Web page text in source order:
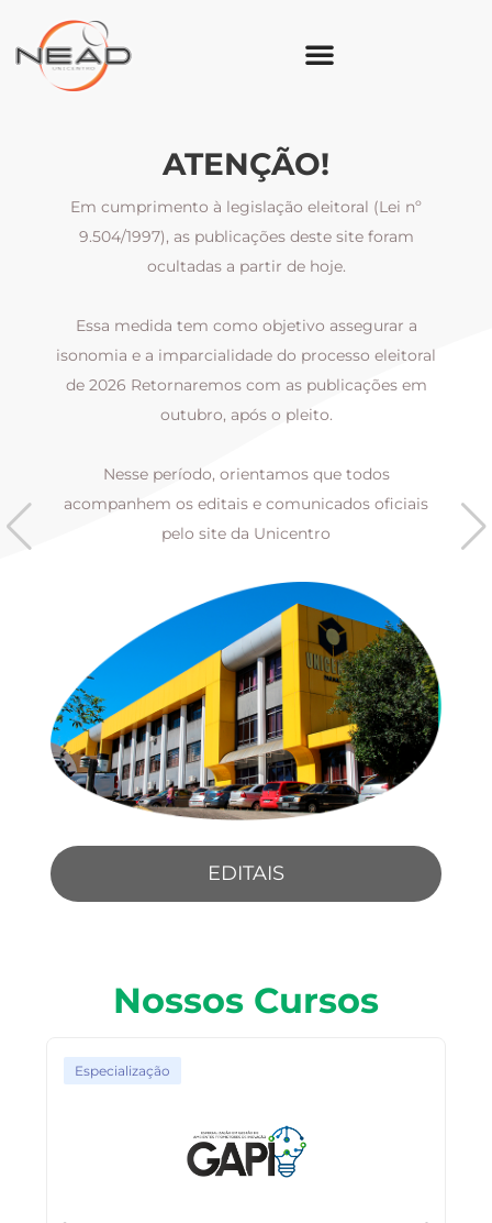
ATENÇÃO!
Em cumprimento à legislação eleitoral (Lei nº
9.504/1997), as publicações deste site foram
ocultadas a partir de hoje.
Essa medida tem como objetivo assegurar a
isonomia e a imparcialidade do processo eleitoral
de 2026 Retornaremos com as publicações em
outubro, após o pleito.
Nesse período, orientamos que todos
acompanhem os editais e comunicados oficiais
pelo site da Unicentro
EDITAIS
Nossos Cursos
Especialização